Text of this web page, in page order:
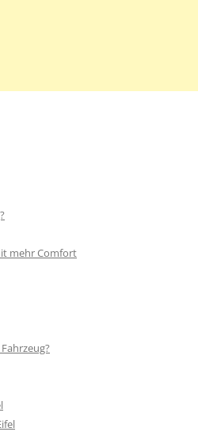
mehr Comfort